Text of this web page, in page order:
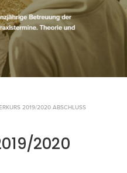
2019/2020 ABSCHLUSS
2020